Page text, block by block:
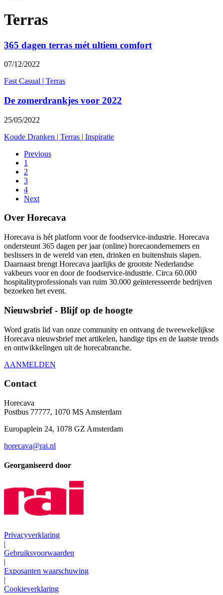
Terras
365 dagen terras mét ultiem comfort
07/12/2022
Fast Casual | Terras
De zomerdrankjes voor 2022
25/05/2022
Koude Dranken | Terras | Inspiratie
Previous
1
2
3
4
Next
Over Horecava
Horecava is hét platform voor de foodservice-industrie. Horecava
ondersteunt 365 dagen per jaar (online) horecaondernemers en
beslissers in de wereld van eten, drinken en buitenshuis slapen.
Daarnaast brengt Horecava jaarlijks de grootste Nederlandse
vakbeurs voor en door de foodservice-industrie. Circa 60.000
hospitalityprofessionals van ruim 30.000 geïnteresseerde bedrijven
bezoeken het event.
Nieuwsbrief - Blijf op de hoogte
Word gratis lid van onze community en ontvang de tweewekelijkse
Horecava nieuwsbrief met artikelen, handige tips en de laatste trends
en ontwikkelingen uit de horecabranche.
AANMELDEN
Contact
Horecava
Postbus 77777, 1070 MS Amsterdam
Europaplein 24, 1078 GZ Amsterdam
horecava@rai.nl
Georganiseerd door
Privacyverklaring
|
Gebruiksvoorwaarden
|
Exposanten waarschuwing
|
Cookieverklaring